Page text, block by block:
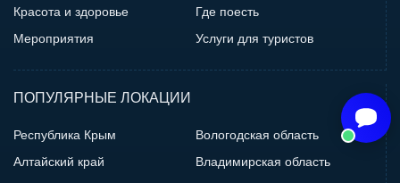
Красота и здоровье
Где поесть
Мероприятия
Услуги для туристов
ПОПУЛЯРНЫЕ ЛОКАЦИИ
Республика Крым
Вологодская область
Алтайский край
Владимирская область